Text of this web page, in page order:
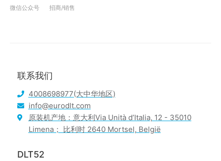
微信公众号 招商/销售
联系我们
4008698977(大中华地区)
info@eurodlt.com
原装机产地：意大利Via Unità d’Italia, 12 - 35010
Limena； 比利时 2640 Mortsel, België
DLT52